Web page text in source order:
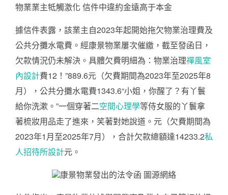
物業業主牴觸激化 信件中違約金遠高于本金
據信件表露，該業主自2023年起開始拖欠物業治理費及
公共分攤水電費。經康景物業屢次催繳，截至發函日，
欠款情況仍未解決。具體欠費明細為：物業治理禪風室
內設計費12！”889.6元（欠費期間為2023年至2025年8
月），公共分攤水電費1343.6“小姐，你醒了？有丫鬟
給你洗漱。”一個穿著二空間心理學等侍女服的丫鬟拿
著梳妝用品走了進來，笑著對她說道。元（欠費期間為
2023年1月至2025年7月），合計欠款總額達14233.2私
人招待所設計元。
康景物業發出的法令函 圖源網絡